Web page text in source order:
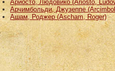
Ариосто, Людовико (Ariosto,
Арчимбольди, Джузеппе
Ашам, Роджер (Ascham, Roger)